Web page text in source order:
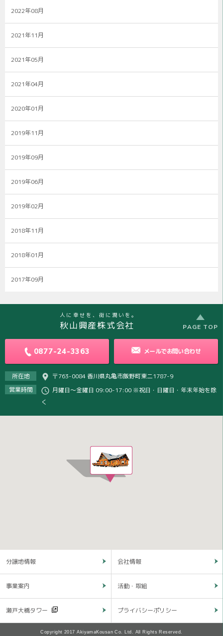
2022年08月
2021年11月
2021年05月
2021年04月
2020年01月
2019年11月
2019年09月
2019年06月
2019年02月
2018年11月
2018年01月
2017年09月
人に幸せを、街に潤いを。
秋山興産株式会社
所在地
〒763-0084 香川県丸亀市飯野町東二1787-9
営業時間
月曜日～金曜日 09:00-17:00 ※祝日・日曜日・年末年始を除
く
0877-24-3363 メールでお問い合わせ
PAGE TOP
分譲地情報 会社情報
事業案内 活動・取組
瀬戸大橋タワー プライバシーポリシー
Copyright 2017 AkiyamaKousan Co. Ltd. All Rights Reserved.